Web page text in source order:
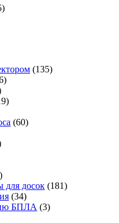
(135)
(60)
для досок (181)
(34)
БПЛА (3)